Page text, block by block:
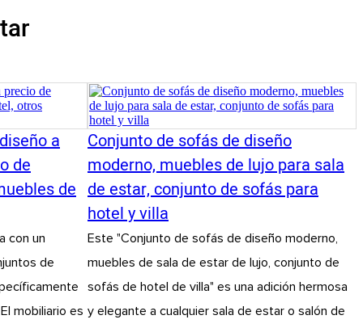
a
de
de
con un
de
mobiliario es
Conjunto de sofás de diseño
moderno, muebles de lujo para sala
de estar, conjunto de sofás para
hotel y villa
Este "Conjunto de sofás de diseño moderno,
muebles de sala de estar de lujo, conjunto de
sofás de hotel de villa" es una adición hermosa
y elegante a cualquier sala de estar o salón de